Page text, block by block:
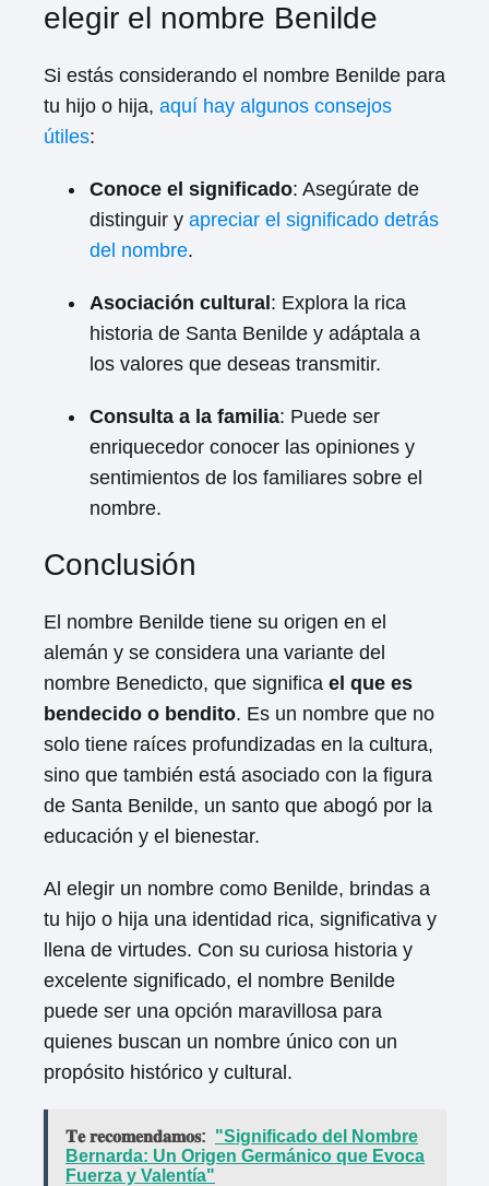
elegir el nombre Benilde
Si estás considerando el nombre Benilde para
tu hijo o hija, aquí hay algunos consejos
útiles:
Conoce el significado: Asegúrate de
distinguir y apreciar el significado detrás
del nombre.
Asociación cultural : Explora la rica
historia de Santa Benilde y adáptala a
los valores que deseas transmitir.
Consulta a la familia: Puede ser
enriquecedor conocer las opiniones y
sentimientos de los familiares sobre el
nombre.
Conclusión
El nombre Benilde tiene su origen en el
alemán y se considera una variante del
nombre Benedicto, que significa el que es
bendecido o bendito. Es un nombre que no
solo tiene raíces profundizadas en la cultura,
sino que también está asociado con la figura
de Santa Benilde, un santo que abogó por la
educación y el bienestar.
Al elegir un nombre como Benilde, brindas a
tu hijo o hija una identidad rica, significativa y
llena de virtudes. Con su curiosa historia y
excelente significado, el nombre Benilde
puede ser una opción maravillosa para
quienes buscan un nombre único con un
propósito histórico y cultural.
𝐓𝐞 𝐫𝐞𝐜𝐨𝐦𝐞𝐧𝐝𝐚𝐦𝐨𝐬: "Significado del Nombre
Bernarda: Un Origen Germánico que Evoca
Fuerza y Valentía"